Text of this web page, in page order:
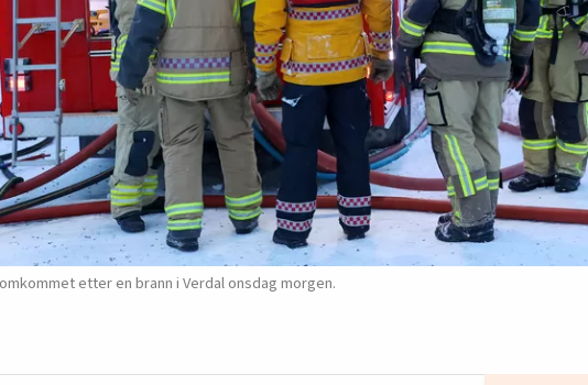
etter en brann i Verdal onsdag morgen.